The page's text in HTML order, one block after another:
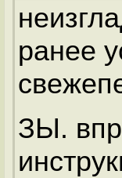
ранее
ЗЫ.